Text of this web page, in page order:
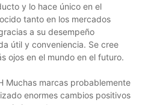
y lo hace único en el
tanto en los mercados
a su desempeño
útil y conveniencia. Se cree
ojos en el mundo en el futuro.
Muchas marcas probablemente
enormes cambios positivos